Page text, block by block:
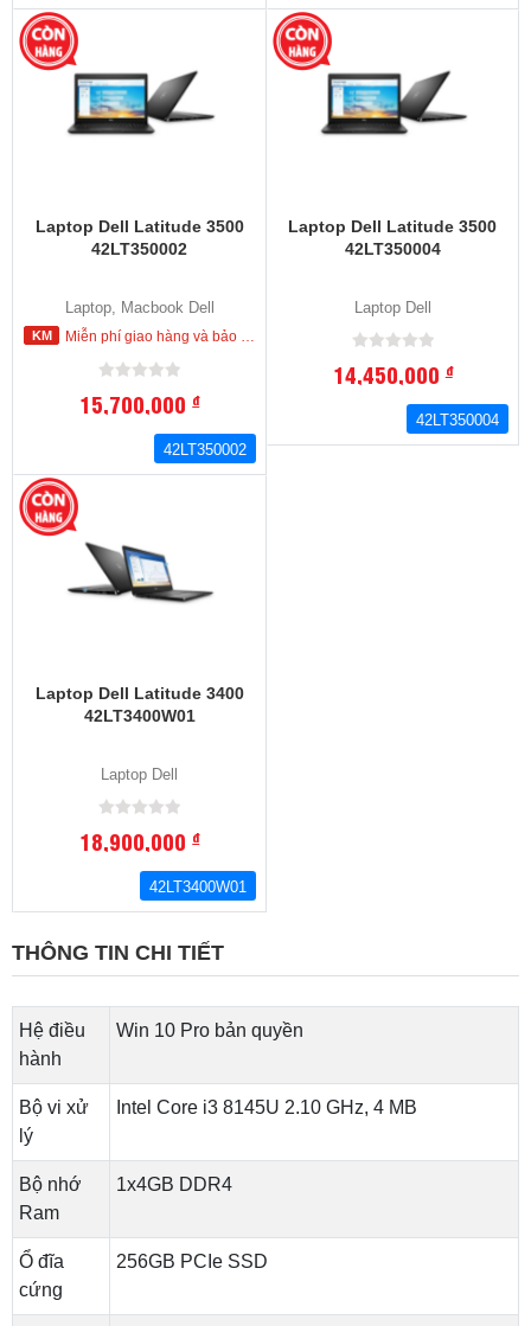
Laptop Dell Latitude 3500
42LT350002
Laptop, Macbook Dell
Miễn phí giao hàng và bảo hành tận nơi trong nội thành HCM
15,700,000đ
42LT350002
Laptop Dell Latitude 3500
42LT350004
Laptop Dell
14,450,000đ
42LT350004
Laptop Dell Latitude 3400
42LT3400W01
Laptop Dell
18,900,000đ
42LT3400W01
THÔNG TIN CHI TIẾT
Hệ điều
hành
Win 10 Pro bản quyền
Bộ vi xử
lý
Intel Core i3 8145U 2.10 GHz, 4 MB
Bộ nhớ
Ram
1x4GB DDR4
Ổ đĩa
cứng
256GB PCIe SSD